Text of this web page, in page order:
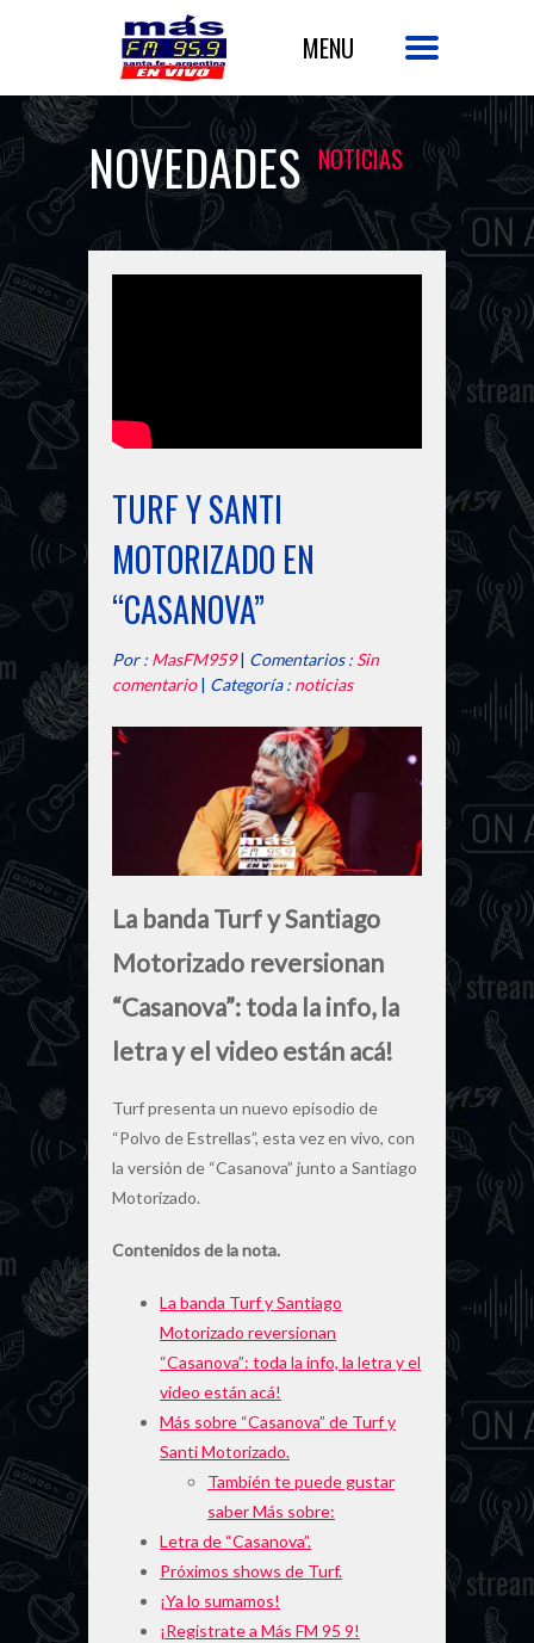
NOVEDADES NOTICIAS
TURF Y SANTI
MOTORIZADO EN
“CASANOVA”
Por : MasFM959| Comentarios : Sin
comentario| Categoría : noticias
La banda Turf y Santiago
Motorizado reversionan
“Casanova”: toda la info, la
letra y el video están acá!
Turf presenta un nuevo episodio de
“Polvo de Estrellas”, esta vez en vivo, con
la versión de “Casanova” junto a Santiago
Motorizado.
Contenidos de la nota.
La banda Turf y Santiago
Motorizado reversionan
“Casanova”: toda la info, la letra y el
video están acá!
Más sobre “Casanova” de Turf y
Santi Motorizado.
También te puede gustar
saber Más sobre:
Letra de “Casanova”.
Próximos shows de Turf.
¡Ya lo sumamos!
¡Registrate a Más FM 95 9!